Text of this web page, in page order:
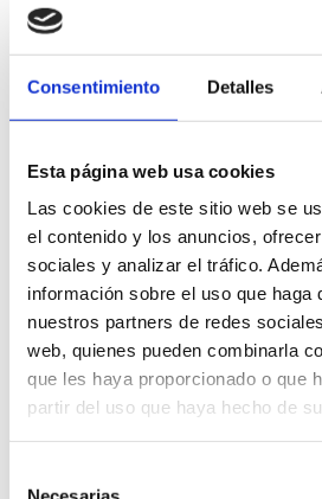
Consentimiento Detalles
Esta página web usa cookies
Las cookies de este sitio web se
el contenido y los anuncios,
sociales y analizar el tráfico.
información sobre el uso que haga
nuestros partners de redes
web, quienes pueden combinarla
que les haya proporcionado o que
partir del uso que haya hecho de
966426165
cultura@ayto-denia.es
15 €
19.30 h